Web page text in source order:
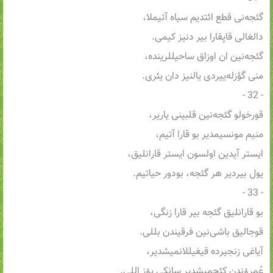
گئجه‌نی قطع ائتدیم سیاه آتیملا،
دالغالی قاپقارا بیر دنیز کیمی.
گئجه‌نین ان اوزاق ساحیللرینده،
منی گؤزله‌ییردی یالنیز دان یئری.
- 32 -
قورخولو گئجه‌نین قلبینی یاریر،
منیم مونسیمدیر بو قارا آتیم،
ایستر آیدین اولسون ایستر قارانلیق،
یول بیردیر هر گئجه، بودور حیاتیم.
- 33 -
بو قارانلیق گئجه بیر قارا زنگی،
قوجالیق باشی‌نین فرقیندن بللی.
آیاغی زنجیرده قیفیللانمیشدیر،